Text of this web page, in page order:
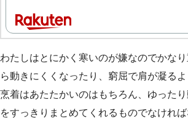
わたしはとにかく寒いのが嫌なのでかな
ら動きにくくなったり、窮屈で肩が凝る
烹着はあたたかいのはもちろん、ゆった
をすっきりまとめてくれるものでなければ